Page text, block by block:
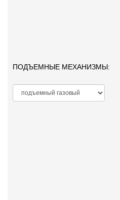
ПОДЪЕМНЫЕ МЕХАНИЗМЫ: